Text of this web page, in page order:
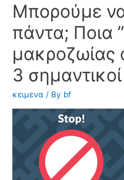
Μπορούμε
πάντα; Ποια
μακροζωίας
3
κειμενα / By bf